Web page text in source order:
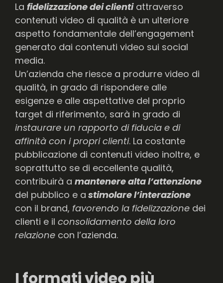
La fidelizzazione dei clientiattraverso
contenuti video di qualità è un ulteriore
aspetto fondamentale dell’engagement
generato dai contenuti video sui social
media.
Un’azienda che riesce a produrre video di
qualità, in grado di rispondere alle
esigenze e alle aspettative del proprio
target di riferimento, sarà in grado di
instaurare un rapporto di fiducia e di
affinità con i propri clienti. La costante
pubblicazione di contenuti video inoltre, e
soprattutto se di eccellente qualità,
contribuirà a mantenere alta l’attenzione
del pubblico e a stimolare l’interazione
con il brand, favorendo la fidelizzazione dei
clienti e il consolidamento della loro
relazione con l’azienda.
I formati video più